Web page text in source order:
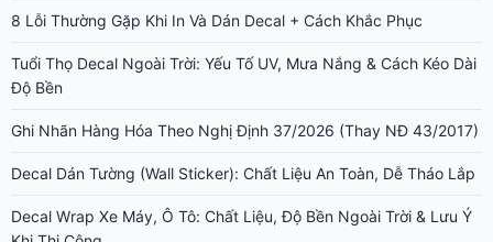
8 Lỗi Thường Gặp Khi In Và Dán Decal + Cách Khắc Phục
Tuổi Thọ Decal Ngoài Trời: Yếu Tố UV, Mưa Nắng & Cách Kéo Dài
Độ Bền
Ghi Nhãn Hàng Hóa Theo Nghị Định 37/2026 (Thay NĐ 43/2017)
Decal Dán Tường (Wall Sticker): Chất Liệu An Toàn, Dễ Tháo Lắp
Decal Wrap Xe Máy, Ô Tô: Chất Liệu, Độ Bền Ngoài Trời & Lưu Ý